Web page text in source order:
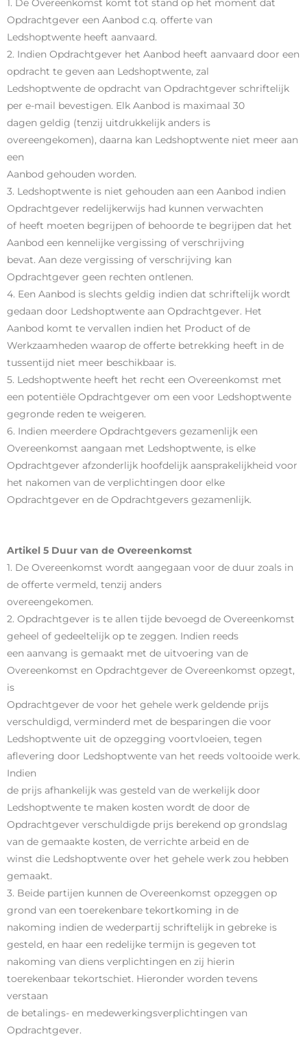
1. De Overeenkomst komt tot stand op het moment dat
Opdrachtgever een Aanbod c.q. offerte van
Ledshoptwente heeft aanvaard.
2. Indien Opdrachtgever het Aanbod heeft aanvaard door een
opdracht te geven aan Ledshoptwente, zal
Ledshoptwente de opdracht van Opdrachtgever schriftelijk
per e-mail bevestigen. Elk Aanbod is maximaal 30
dagen geldig (tenzij uitdrukkelijk anders is
overeengekomen), daarna kan Ledshoptwente niet meer aan
een
Aanbod gehouden worden.
3. Ledshoptwente is niet gehouden aan een Aanbod indien
Opdrachtgever redelijkerwijs had kunnen verwachten
of heeft moeten begrijpen of behoorde te begrijpen dat het
Aanbod een kennelijke vergissing of verschrijving
bevat. Aan deze vergissing of verschrijving kan
Opdrachtgever geen rechten ontlenen.
4. Een Aanbod is slechts geldig indien dat schriftelijk wordt
gedaan door Ledshoptwente aan Opdrachtgever. Het
Aanbod komt te vervallen indien het Product of de
Werkzaamheden waarop de offerte betrekking heeft in de
tussentijd niet meer beschikbaar is.
5. Ledshoptwente heeft het recht een Overeenkomst met
een potentiële Opdrachtgever om een voor Ledshoptwente
gegronde reden te weigeren.
6. Indien meerdere Opdrachtgevers gezamenlijk een
Overeenkomst aangaan met Ledshoptwente, is elke
Opdrachtgever afzonderlijk hoofdelijk aansprakelijkheid voor
het nakomen van de verplichtingen door elke
Opdrachtgever en de Opdrachtgevers gezamenlijk.
Artikel 5 Duur van de Overeenkomst
1. De Overeenkomst wordt aangegaan voor de duur zoals in
de offerte vermeld, tenzij anders
overeengekomen.
2. Opdrachtgever is te allen tijde bevoegd de Overeenkomst
geheel of gedeeltelijk op te zeggen. Indien reeds
een aanvang is gemaakt met de uitvoering van de
Overeenkomst en Opdrachtgever de Overeenkomst opzegt,
is
Opdrachtgever de voor het gehele werk geldende prijs
verschuldigd, verminderd met de besparingen die voor
Ledshoptwente uit de opzegging voortvloeien, tegen
aflevering door Ledshoptwente van het reeds voltooide werk.
Indien
de prijs afhankelijk was gesteld van de werkelijk door
Ledshoptwente te maken kosten wordt de door de
Opdrachtgever verschuldigde prijs berekend op grondslag
van de gemaakte kosten, de verrichte arbeid en de
winst die Ledshoptwente over het gehele werk zou hebben
gemaakt.
3. Beide partijen kunnen de Overeenkomst opzeggen op
grond van een toerekenbare tekortkoming in de
nakoming indien de wederpartij schriftelijk in gebreke is
gesteld, en haar een redelijke termijn is gegeven tot
nakoming van diens verplichtingen en zij hierin
toerekenbaar tekortschiet. Hieronder worden tevens
verstaan
de betalings- en medewerkingsverplichtingen van
Opdrachtgever.